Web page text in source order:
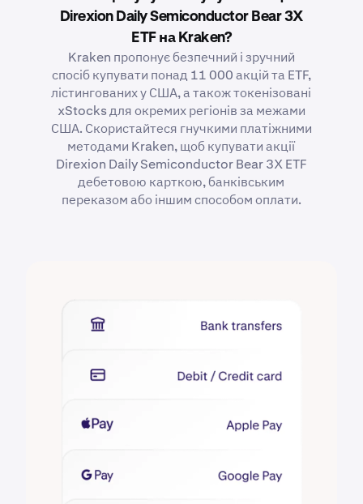
Direxion Daily Semiconductor Bear 3X
ETF на Kraken?
Kraken пропонує безпечний і зручний
спосіб купувати понад 11 000 акцій та ETF,
лістингованих у США, а також токенізовані
xStocks для окремих регіонів за межами
США. Скористайтеся гнучкими платіжними
методами Kraken, щоб купувати акції
Direxion Daily Semiconductor Bear 3X ETF
дебетовою карткою, банківським
переказом або іншим способом оплати.